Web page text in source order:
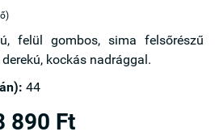
felül gombos, sima felsőrészű
kockás nadrággal.
44
890 Ft